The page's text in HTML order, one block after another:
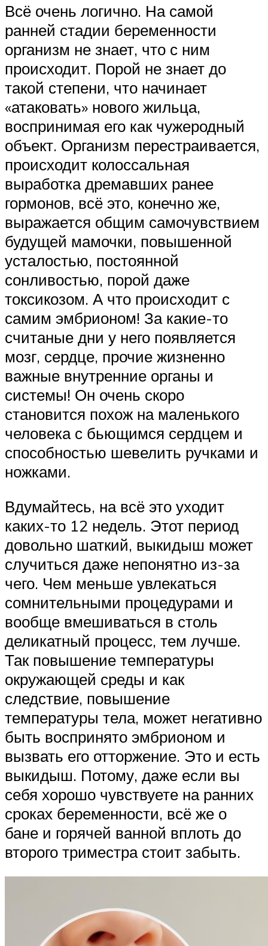
Всё очень логично. На самой
ранней стадии беременности
организм не знает, что с ним
происходит. Порой не знает до
такой степени, что начинает
«атаковать» нового жильца,
воспринимая его как чужеродный
объект. Организм перестраивается,
происходит колоссальная
выработка дремавших ранее
гормонов, всё это, конечно же,
выражается общим самочувствием
будущей мамочки, повышенной
усталостью, постоянной
сонливостью, порой даже
токсикозом. А что происходит с
самим эмбрионом! За какие-то
считаные дни у него появляется
мозг, сердце, прочие жизненно
важные внутренние органы и
системы! Он очень скоро
становится похож на маленького
человека с бьющимся сердцем и
способностью шевелить ручками и
ножками.
Вдумайтесь, на всё это уходит
каких-то 12 недель. Этот период
довольно шаткий, выкидыш может
случиться даже непонятно из-за
чего. Чем меньше увлекаться
сомнительными процедурами и
вообще вмешиваться в столь
деликатный процесс, тем лучше.
Так повышение температуры
окружающей среды и как
следствие, повышение
температуры тела, может негативно
быть воспринято эмбрионом и
вызвать его отторжение. Это и есть
выкидыш. Потому, даже если вы
себя хорошо чувствуете на ранних
сроках беременности, всё же о
бане и горячей ванной вплоть до
второго триместра стоит забыть.